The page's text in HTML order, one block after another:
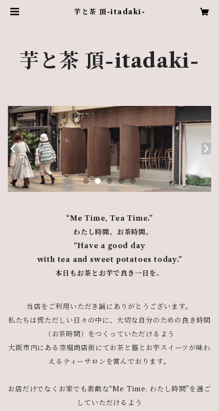
芋と茶 頂-itadaki-
芋と茶 頂-itadaki-
“Me Time, Tea Time.”
わたし時間、お茶時間。
“Have a good day
with tea and sweet potatoes today.”
本日もお茶とお芋で良き一日を。
当店をご利用いただき誠にありがとうございます。
私たちは慌ただしい日々の中に、大切な自分のための良き時間
（お茶時間）をつくっていただけるよう
大阪市内にある空堀商店街にてお茶と器とお芋スイーツが味わ
えるティーサロンを営んでおります。
お店だけでなくお家でも素敵な“Me Time. わたし時間”を過ご
していただけるよう